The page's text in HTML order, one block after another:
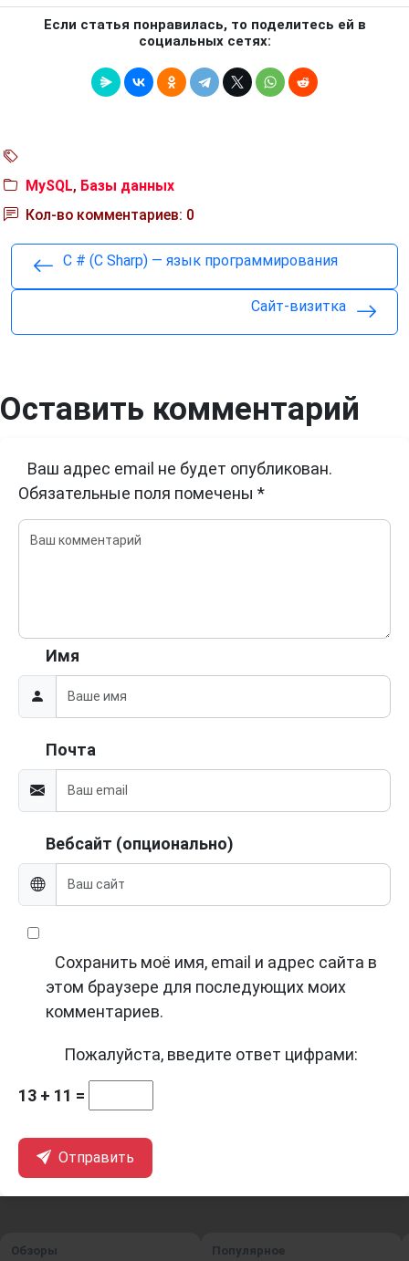
Если статья понравилась, то поделитесь ей в
социальных сетях:
MySQL, Базы данных
Кол-во комментариев: 0
C # (C Sharp) — язык программирования
Сайт-визитка
Оставить комментарий
Ваш адрес email не будет опубликован.
Обязательные поля помечены *
Имя
Почта
Вебсайт (опционально)
Сохранить моё имя, email и адрес сайта в
этом браузере для последующих моих
комментариев.
Пожалуйста, введите ответ цифрами:
13 + 11 =
Отправить
Обзоры Популярное